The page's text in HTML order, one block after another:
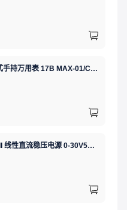
FLUKE(福禄克) 数字式手持万用表 17B MAX-01/CN 二极管测试;相对值;通断测试
优利德 UTP3315TFL-II 线性直流稳压电源 0-30V5A 低噪声高精度实验电源